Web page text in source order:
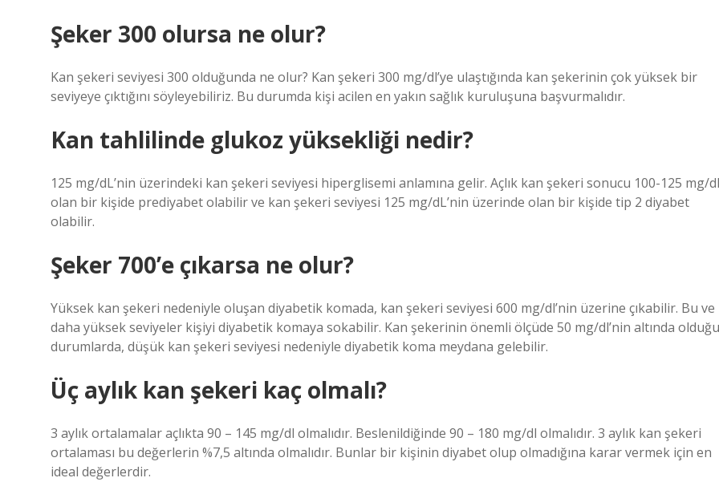
Şeker 300 olursa ne olur?
Kan şekeri seviyesi 300 olduğunda ne olur? Kan şekeri 300 mg/dl’ye ulaştığında kan şekerinin çok yüksek bir
seviyeye çıktığını söyleyebiliriz. Bu durumda kişi acilen en yakın sağlık kuruluşuna başvurmalıdır.
Kan tahlilinde glukoz yüksekliği nedir?
125 mg/dL’nin üzerindeki kan şekeri seviyesi hiperglisemi anlamına gelir. Açlık kan şekeri sonucu 100-125 mg/
olan bir kişide prediyabet olabilir ve kan şekeri seviyesi 125 mg/dL’nin üzerinde olan bir kişide tip 2 diyabet
olabilir.
Şeker 700’e çıkarsa ne olur?
Yüksek kan şekeri nedeniyle oluşan diyabetik komada, kan şekeri seviyesi 600 mg/dl’nin üzerine çıkabilir. Bu ve
daha yüksek seviyeler kişiyi diyabetik komaya sokabilir. Kan şekerinin önemli ölçüde 50 mg/dl’nin altında olduğu
durumlarda, düşük kan şekeri seviyesi nedeniyle diyabetik koma meydana gelebilir.
Üç aylık kan şekeri kaç olmalı?
3 aylık ortalamalar açlıkta 90 – 145 mg/dl olmalıdır. Beslenildiğinde 90 – 180 mg/dl olmalıdır. 3 aylık kan şekeri
ortalaması bu değerlerin %7,5 altında olmalıdır. Bunlar bir kişinin diyabet olup olmadığına karar vermek için en
ideal değerlerdir.